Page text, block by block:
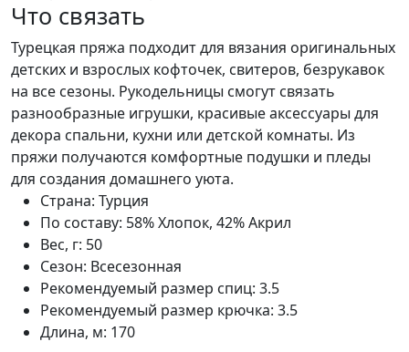
Что связать
Турецкая пряжа подходит для вязания оригинальных
детских и взрослых кофточек, свитеров, безрукавок
на все сезоны. Рукодельницы смогут связать
разнообразные игрушки, красивые аксессуары для
декора спальни, кухни или детской комнаты. Из
пряжи получаются комфортные подушки и пледы
для создания домашнего уюта.
Страна: Турция
По составу: 58% Хлопок, 42% Акрил
Вес, г: 50
Сезон: Всесезонная
Рекомендуемый размер спиц: 3.5
Рекомендуемый размер крючка: 3.5
Длина, м: 170